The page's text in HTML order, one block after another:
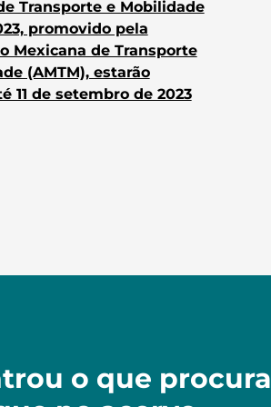
Transporte e Mobilidade
promovido pela
Mexicana de Transporte
(AMTM), estarão
11 de setembro de 2023
o que